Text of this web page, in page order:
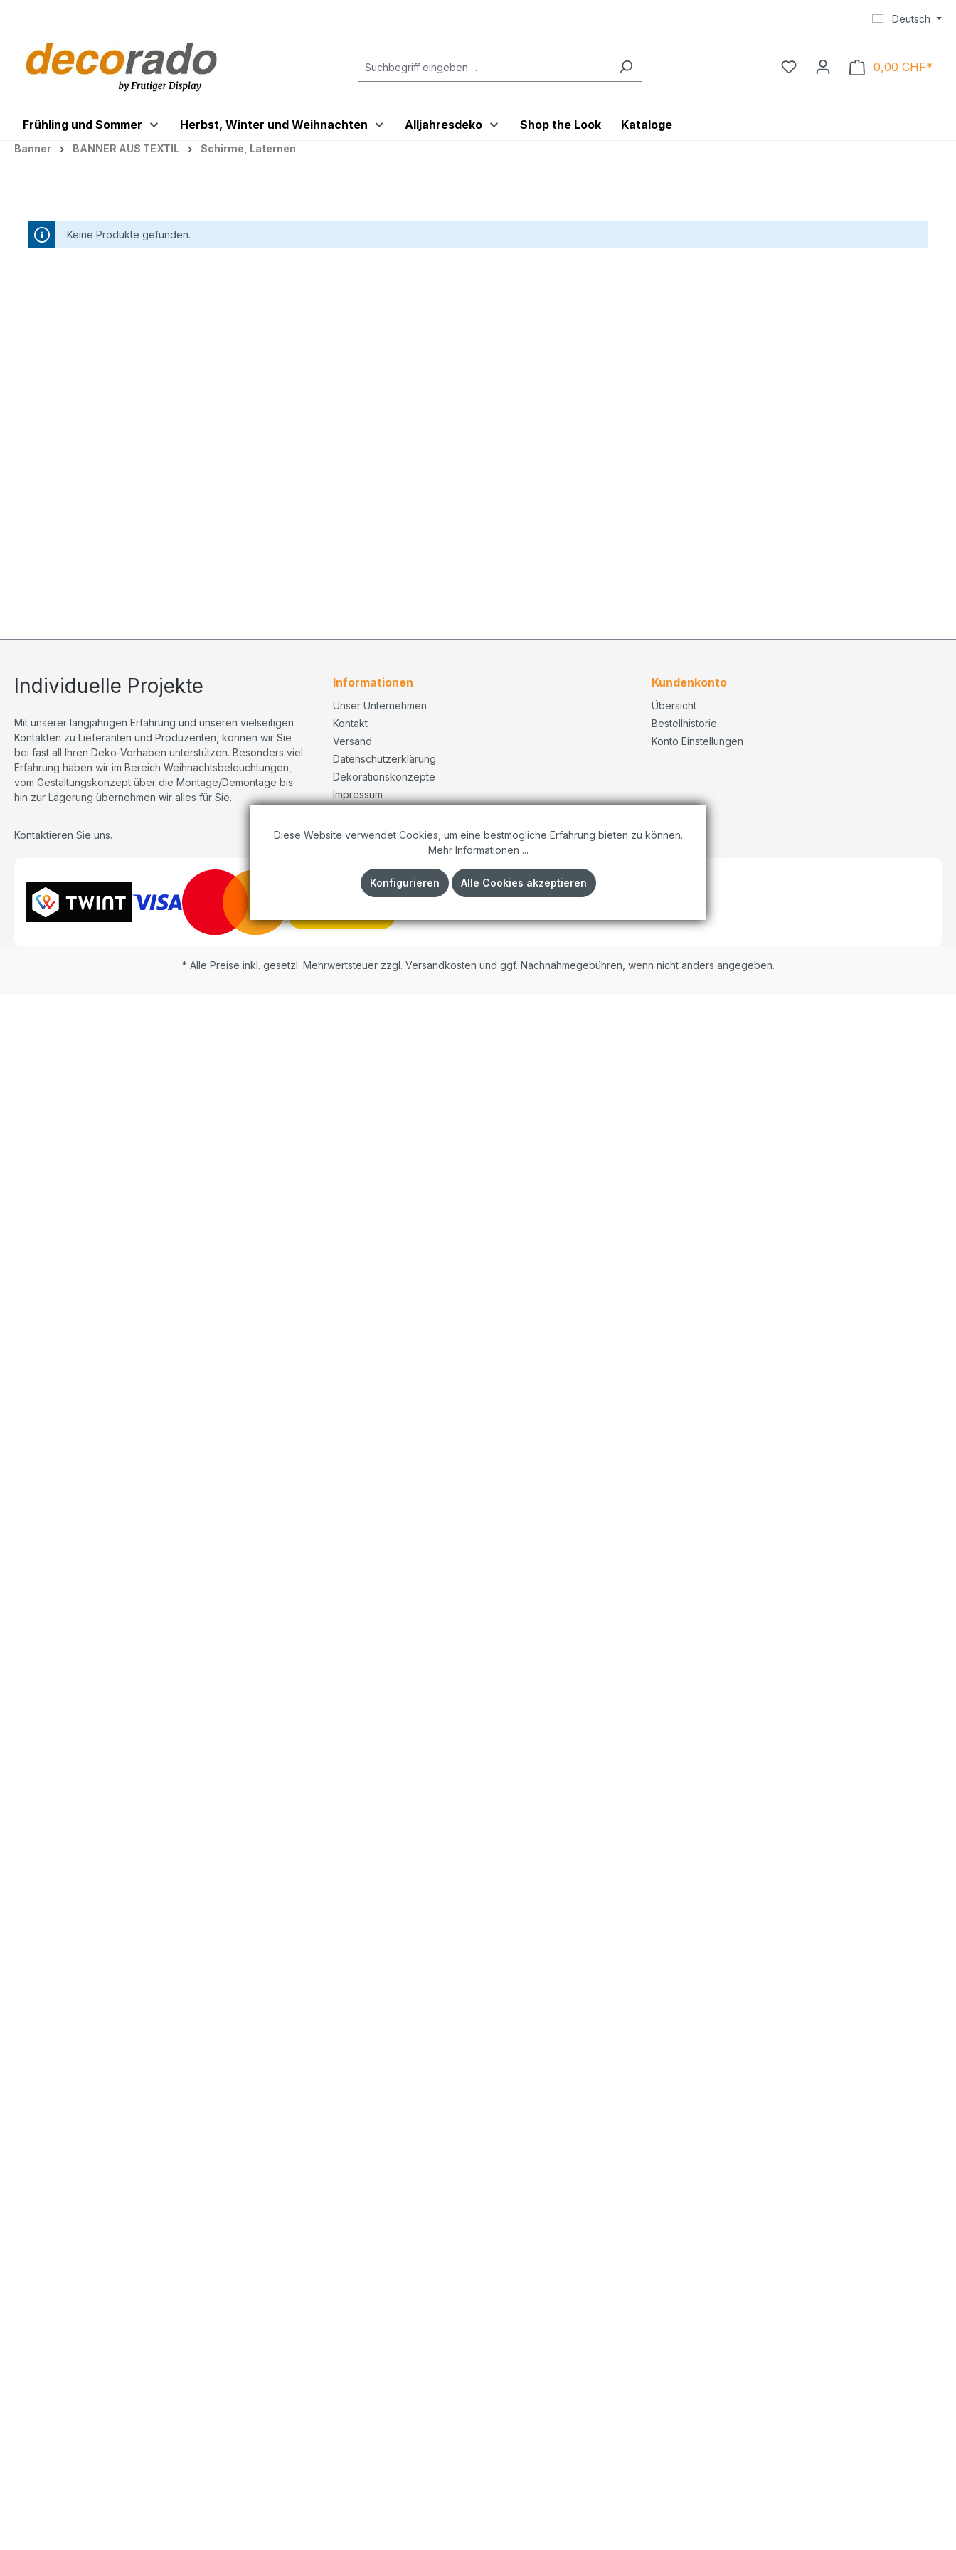
Deutsch
0,00 CHF*
Frühling und Sommer Herbst, Winter und Weihnachten Alljahresdeko Shop the Look Kataloge
Banner BANNER AUS TEXTIL Schirme, Laternen
Keine Produkte gefunden.
Individuelle Projekte
Mit unserer langjährigen Erfahrung und unseren vielseitigen
Kontakten zu Lieferanten und Produzenten, können wir Sie
bei fast all Ihren Deko-Vorhaben unterstützen. Besonders viel
Erfahrung haben wir im Bereich Weihnachtsbeleuchtungen,
vom Gestaltungskonzept über die Montage/Demontage bis
hin zur Lagerung übernehmen wir alles für Sie.
Kontaktieren Sie uns.
Informationen
Unser Unternehmen
Kontakt
Versand
Datenschutzerklärung
Dekorationskonzepte
Impressum
Kundenkonto
Übersicht
Bestellhistorie
Konto Einstellungen
* Alle Preise inkl. gesetzl. Mehrwertsteuer zzgl. Versandkosten und ggf. Nachnahmegebühren, wenn nicht anders angegeben.
Diese Website verwendet Cookies, um eine bestmögliche Erfahrung bieten zu können.
Mehr Informationen ...
Konfigurieren Alle Cookies akzeptieren